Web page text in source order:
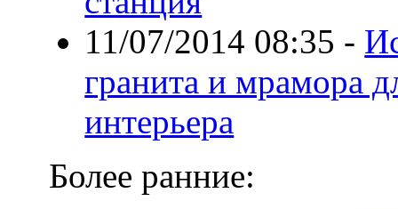
11/07/2014 08:35 -
гранита и мрамора
интерьера
Более ранние: